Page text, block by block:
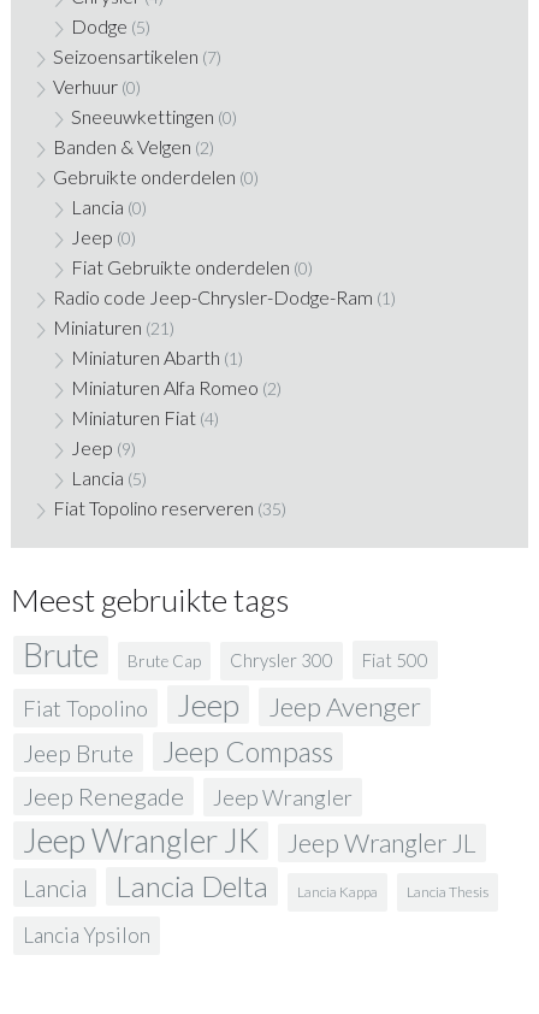
Dodge (5)
Seizoensartikelen (7)
Verhuur (0)
Sneeuwkettingen (0)
Banden & Velgen (2)
Gebruikte onderdelen (0)
Lancia (0)
Jeep (0)
Fiat Gebruikte onderdelen (0)
Radio code Jeep-Chrysler-Dodge-Ram (1)
Miniaturen (21)
Miniaturen Abarth (1)
Miniaturen Alfa Romeo (2)
Miniaturen Fiat (4)
Jeep (9)
Lancia (5)
Fiat Topolino reserveren (35)
Meest gebruikte tags
Brute Brute Cap Chrysler 300 Fiat 500
Fiat Topolino Jeep Jeep Avenger
Jeep Brute Jeep Compass
Jeep Renegade Jeep Wrangler
Jeep Wrangler JK Jeep Wrangler JL
Lancia Lancia Delta Lancia Kappa Lancia Thesis
Lancia Ypsilon